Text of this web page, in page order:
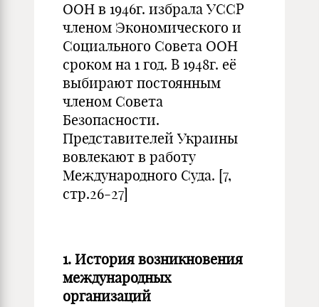
ООН в 1946г. избрала УССР
членом Экономического и
Социального Совета ООН
сроком на 1 год. В 1948г. её
выбирают постоянным
членом Совета
Безопасности.
Представителей Украины
вовлекают в работу
Международного Суда. [7,
стр.26-27]
1. История возникновения
международных
организаций